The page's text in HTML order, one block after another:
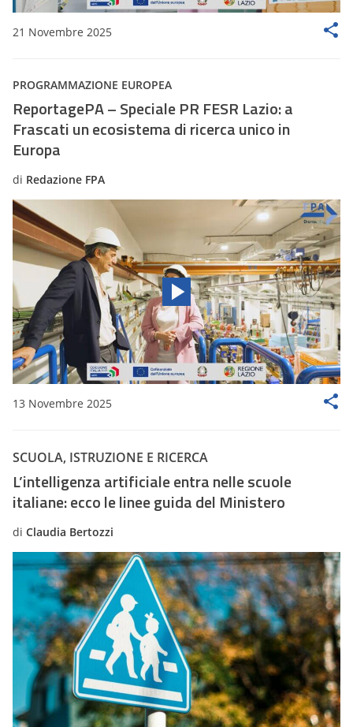
21 Novembre 2025
PROGRAMMAZIONE EUROPEA
ReportagePA – Speciale PR FESR Lazio: a
Frascati un ecosistema di ricerca unico in
Europa
di Redazione FPA
13 Novembre 2025
SCUOLA, ISTRUZIONE E RICERCA
L’intelligenza artificiale entra nelle scuole
italiane: ecco le linee guida del Ministero
di Claudia Bertozzi